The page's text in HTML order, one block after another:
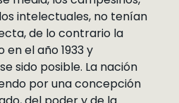
intelectuales, no tenían
de lo contrario la
el año 1933 y
sido posible. La nación
por una concepción